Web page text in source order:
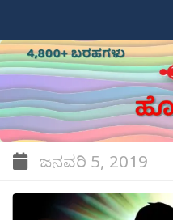
ಜನವರಿ 5, 2019